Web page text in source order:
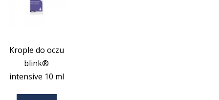
Krople do oczu
blink®
intensive 10 ml